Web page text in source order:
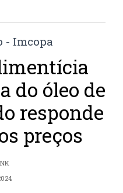
do óleo de
responde
preços